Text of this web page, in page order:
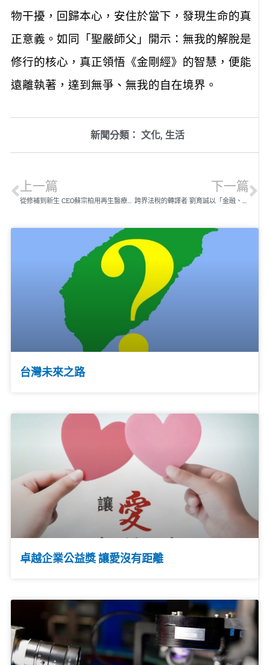
物干擾，回歸本心，安住於當下，發現生命的真
正意義。如同「聖嚴師父」開示：無我的解脫是
修行的核心，真正領悟《金剛經》的智慧，便能
遠離執著，達到無爭、無我的自在境界。
新聞分類： 文化, 生活
上一篇
從修補到新生 CEO蘇宗柏用再生醫療翻轉醫美版圖
下一篇
台灣未來之路
卓越企業公益獎 讓愛沒有距離